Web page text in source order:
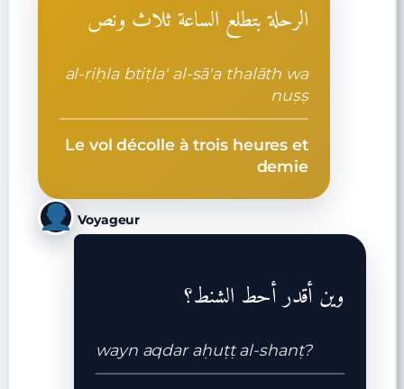
الرحلة بتطلع الساعة ثلاث ونص
al-riḥla btiṭla' al-sā'a thalāth wa
nuṣṣ
Le vol décolle à trois heures et
demie
Voyageur
وين أقدر أحط الشنط؟
wayn aqdar aḥuṭṭ al-shanṭ?